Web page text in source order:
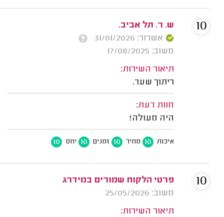
ש. ר. תל אביב.
אשרור: 31/01/2026
משוב: 17/08/2025
תיאור השירות:
ריתוך שער.
חוות דעת:
היה מעולה!
איכות 10 מחיר 10 זמנים 10 יחס 10
10
פרטי הלקוח שמורים במידרג
משוב: 25/05/2026
תיאור השירות:
10